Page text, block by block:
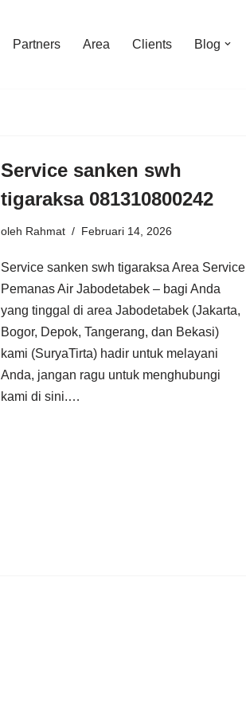
Partners Area Clients Blog
Service sanken swh
tigaraksa 081310800242
oleh Rahmat Februari 14, 2026
Service sanken swh tigaraksa Area Service
Pemanas Air Jabodetabek – bagi Anda
yang tinggal di area Jabodetabek (Jakarta,
Bogor, Depok, Tangerang, dan Bekasi)
kami (SuryaTirta) hadir untuk melayani
Anda, jangan ragu untuk menghubungi
kami di sini.…